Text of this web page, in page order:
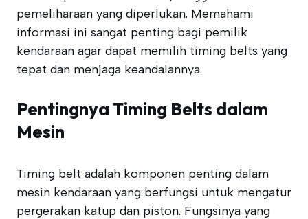
pemeliharaan yang diperlukan. Memahami
informasi ini sangat penting bagi pemilik
kendaraan agar dapat memilih timing belts yang
tepat dan menjaga keandalannya.
Pentingnya Timing Belts dalam
Mesin
Timing belt adalah komponen penting dalam
mesin kendaraan yang berfungsi untuk mengatur
pergerakan katup dan piston. Fungsinya yang